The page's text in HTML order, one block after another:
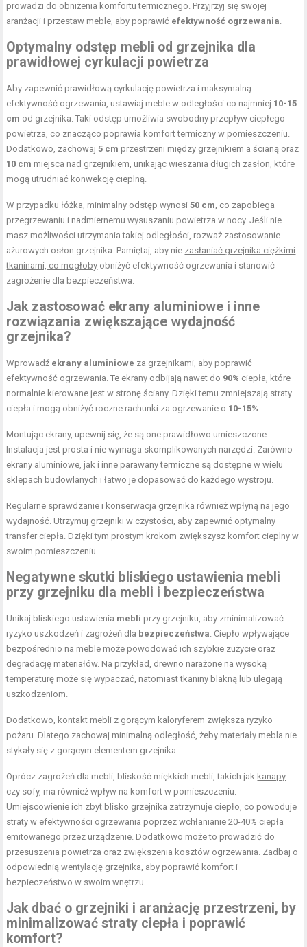
prowadzi do obniżenia komfortu termicznego. Przyjrzyj się swojej
aranżacji i przestaw meble, aby poprawić efektywność ogrzewania.
Optymalny odstęp mebli od grzejnika dla
prawidłowej cyrkulacji powietrza
Aby zapewnić prawidłową cyrkulację powietrza i maksymalną
efektywność ogrzewania, ustawiaj meble w odległości co najmniej 10-15
cm od grzejnika. Taki odstęp umożliwia swobodny przepływ ciepłego
powietrza, co znacząco poprawia komfort termiczny w pomieszczeniu.
Dodatkowo, zachowaj5 cm przestrzeni między grzejnikiem a ścianą oraz
10 cm miejsca nad grzejnikiem, unikając wieszania długich zasłon, które
mogą utrudniać konwekcję cieplną.
W przypadku łóżka, minimalny odstęp wynosi50 cm, co zapobiega
przegrzewaniu i nadmiernemu wysuszaniu powietrza w nocy. Jeśli nie
masz możliwości utrzymania takiej odległości, rozważ zastosowanie
ażurowych osłon grzejnika. Pamiętaj, aby nie zasłaniać grzejnika ciężkimi
tkaninami, co mogłoby obniżyć efektywność ogrzewania i stanowić
zagrożenie dla bezpieczeństwa.
Jak zastosować ekrany aluminiowe i inne
rozwiązania zwiększające wydajność
grzejnika?
Wprowadź ekrany aluminiowe za grzejnikami, aby poprawić
efektywność ogrzewania. Te ekrany odbijają nawet do 90% ciepła, które
normalnie kierowane jest w stronę ściany. Dzięki temu zmniejszają straty
ciepła i mogą obniżyć roczne rachunki za ogrzewanie o 10-15%.
Montując ekrany, upewnij się, że są one prawidłowo umieszczone.
Instalacja jest prosta i nie wymaga skomplikowanych narzędzi. Zarówno
ekrany aluminiowe, jak i inne parawany termiczne są dostępne w wielu
sklepach budowlanych i łatwo je dopasować do każdego wystroju.
Regularne sprawdzanie i konserwacja grzejnika również wpłyną na jego
wydajność. Utrzymuj grzejniki w czystości, aby zapewnić optymalny
transfer ciepła. Dzięki tym prostym krokom zwiększysz komfort cieplny w
swoim pomieszczeniu.
Negatywne skutki bliskiego ustawienia mebli
przy grzejniku dla mebli i bezpieczeństwa
Unikaj bliskiego ustawienia mebli przy grzejniku, aby zminimalizować
ryzyko uszkodzeń i zagrożeń dla bezpieczeństwa. Ciepło wpływające
bezpośrednio na meble może powodować ich szybkie zużycie oraz
degradację materiałów. Na przykład, drewno narażone na wysoką
temperaturę może się wypaczać, natomiast tkaniny blakną lub ulegają
uszkodzeniom.
Dodatkowo, kontakt mebli z gorącym kaloryferem zwiększa ryzyko
pożaru. Dlatego zachowaj minimalną odległość, żeby materiały mebla nie
stykały się z gorącym elementem grzejnika.
Oprócz zagrożeń dla mebli, bliskość miękkich mebli, takich jak kanapy
czy sofy, ma również wpływ na komfort w pomieszczeniu.
Umiejscowienie ich zbyt blisko grzejnika zatrzymuje ciepło, co powoduje
straty w efektywności ogrzewania poprzez wchłanianie 20-40% ciepła
emitowanego przez urządzenie. Dodatkowo może to prowadzić do
przesuszenia powietrza oraz zwiększenia kosztów ogrzewania. Zadbaj o
odpowiednią wentylację grzejnika, aby poprawić komfort i
bezpieczeństwo w swoim wnętrzu.
Jak dbać o grzejniki i aranżację przestrzeni, by
minimalizować straty ciepła i poprawić
komfort?